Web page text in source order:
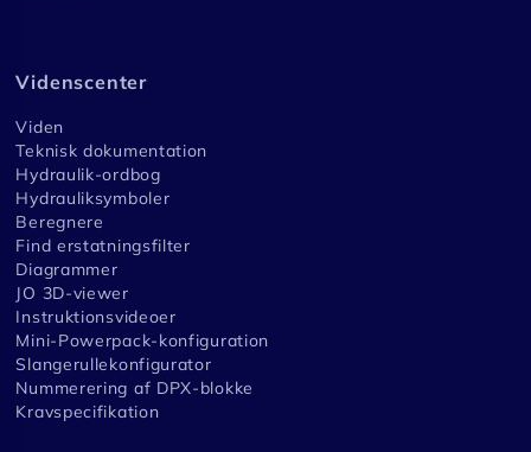
Videnscenter
Viden
Teknisk dokumentation
Hydraulik-ordbog
Hydrauliksymboler
Beregnere
Find erstatningsfilter
Diagrammer
JO 3D-viewer
Instruktionsvideoer
Mini-Powerpack-konfiguration
Slangerullekonfigurator
Nummerering af DPX-blokke
Kravspecifikation